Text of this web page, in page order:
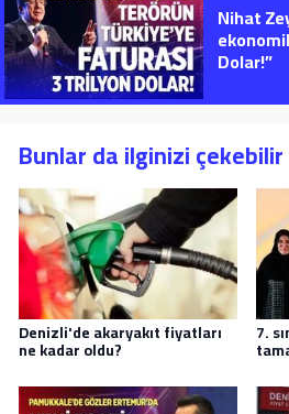
Nihat
Dolar!”
Bunlar da ilginizi çekebilir
Denizli'de akaryakıt fiyatları
ne kadar oldu?
7.